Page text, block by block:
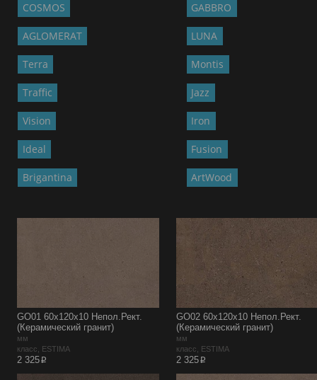
COSMOS GABBRO
AGLOMERAT LUNA
Terra Montis
Traffic Jazz
Vision Iron
Ideal Fusion
Brigantina ArtWood
GO01 60x120x10 Непол.Рект.
(Керамический гранит)
мм
класс, ESTIMA
2 325p
GO02 60x120x10 Непол.Рект.
(Керамический гранит)
мм
класс, ESTIMA
2 325p